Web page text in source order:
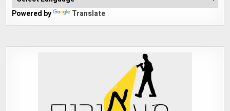
Powered by Translate